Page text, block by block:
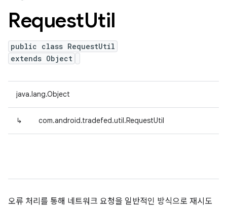
RequestUtil
public class RequestUtil
extends Object
java.lang.Object
↳ com.android.tradefed.util.RequestUtil
오류 처리를 통해 네트워크 요청을 일반적인 방식으로 재시도